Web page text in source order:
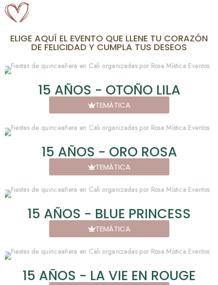
ELIGE AQUÍ EL EVENTO QUE LLENE TU CORAZÓN
DE FELICIDAD Y CUMPLA TUS DESEOS
15 AÑOS - OTOÑO LILA
TEMÁTICA
15 AÑOS - ORO ROSA
TEMÁTICA
15 AÑOS - BLUE PRINCESS
TEMÁTICA
15 AÑOS - LA VIE EN ROUGE